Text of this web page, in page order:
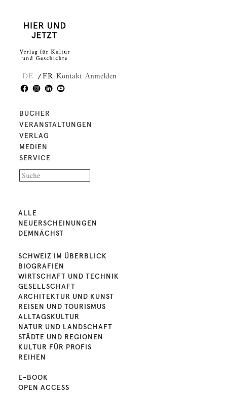
DE FR Kontakt Anmelden
BÜCHER
VERANSTALTUNGEN
VERLAG
MEDIEN
SERVICE
ALLE
NEUERSCHEINUNGEN
DEMNÄCHST
SCHWEIZ IM ÜBERBLICK
BIOGRAFIEN
WIRTSCHAFT UND TECHNIK
GESELLSCHAFT
ARCHITEKTUR UND KUNST
REISEN UND TOURISMUS
ALLTAGSKULTUR
NATUR UND LANDSCHAFT
STÄDTE UND REGIONEN
KULTUR FÜR PROFIS
REIHEN
E-BOOK
OPEN ACCESS